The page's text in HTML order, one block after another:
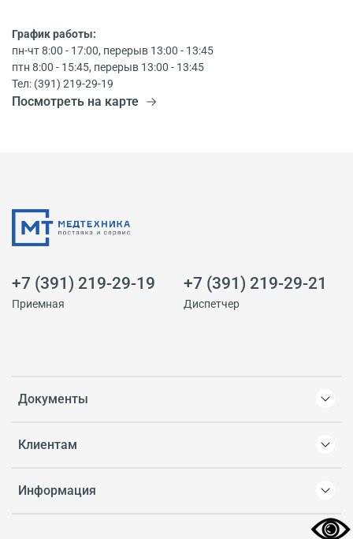
График работы:
пн-чт 8:00 - 17:00, перерыв 13:00 - 13:45
птн 8:00 - 15:45, перерыв 13:00 - 13:45
Тел: (391) 219-29-19
Посмотреть на карте
Документы
Клиентам
Информация
+7 (391) 219-29-19
Приемная
+7 (391) 219-29-21
Диспетчер